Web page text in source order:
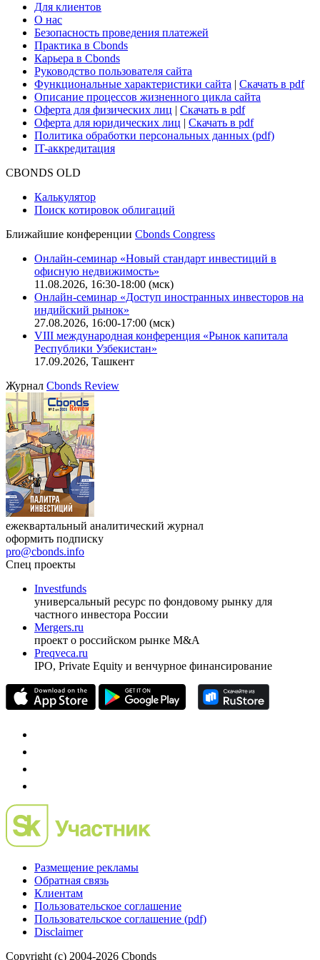
Для клиентов
О нас
Безопасность проведения платежей
Практика в Cbonds
Карьера в Cbonds
Руководство пользователя сайта
Функциональные характеристики сайта | Скачать в pdf
Описание процессов жизненного цикла сайта
Оферта для физических лиц | Скачать в pdf
Оферта для юридических лиц | Скачать в pdf
Политика обработки персональных данных (pdf)
IT-аккредитация
CBONDS OLD
Калькулятор
Поиск котировок облигаций
Ближайшие конференции Cbonds Congress
Онлайн-семинар «Новый стандарт инвестиций в
офисную недвижимость»
11.08.2026, 16:30-18:00 (мск)
Онлайн-семинар «Доступ иностранных инвесторов на
индийский рынок»
27.08.2026, 16:00-17:00 (мск)
VIII международная конференция «Рынок капитала
Республики Узбекистан»
17.09.2026, Ташкент
Журнал Cbonds Review
ежеквартальный аналитический журнал
оформить подписку
pro@cbonds.info
Спец проекты
Investfunds
универсальный ресурс по фондовому рынку для
частного инвестора России
Mergers.ru
проект о российском рынке M&A
Preqveca.ru
IPO, Private Equity и венчурное финансирование
Размещение рекламы
Обратная связь
Клиентам
Пользовательское соглашение
Пользовательское соглашение (pdf)
Disclaimer
Copyright (c) 2004-2026 Cbonds